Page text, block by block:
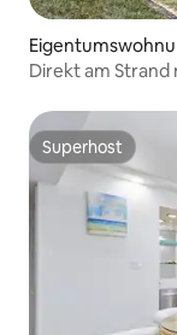
Direkt am
Superhost
Superhost